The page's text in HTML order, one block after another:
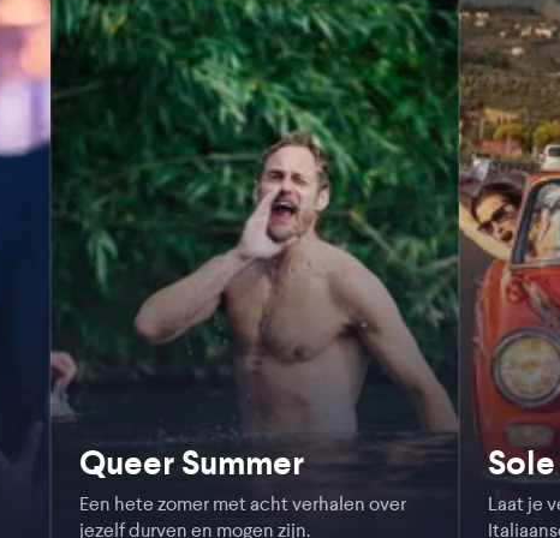
Queer Summer
Een hete zomer met acht verhalen over
jezelf durven en mogen zijn.
Laat je